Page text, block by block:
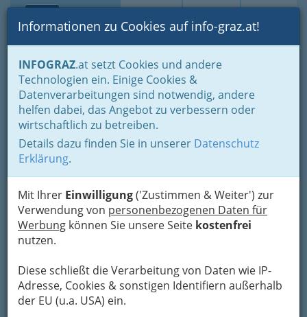
Suche Login Toggle
Informationen zu Cookies auf info-graz.at!
INFOGRAZ.at setzt Cookies und andere
Technologien ein. Einige Cookies &
Datenverarbeitungen sind notwendig, andere
helfen dabei, das Angebot zu verbessern oder
wirtschaftlich zu betreiben.
Details dazu finden Sie in unserer Datenschutz
Erklärung.
Mit Ihrer Einwilligung('Zustimmen & Weiter') zur
Verwendung von personenbezogenen Daten für
Werbung können Sie unsere Seite kostenfrei
nutzen.
Diese schließt die Verarbeitung von Daten wie IP-
Adresse, Cookies & sonstigen Identifiern außerhalb
der EU (u.a. USA) ein.
Home Branchen
Einkaufen & Schenken - der Handel
Kleine Geschenke... dürfen auch größer sein
Erotik-Shop - Gegen die Beziehungskrise?
ART - X
Triester Straße 391, 8055 Graz
+43 316 243 846
+43 316 243 325
Karte
Adresse mit Google Maps anschauen